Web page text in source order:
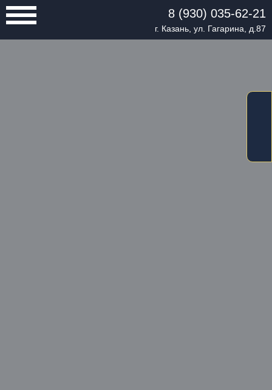
8 (930) 035-62-21
г. Казань, ул. Гагарина, д.87